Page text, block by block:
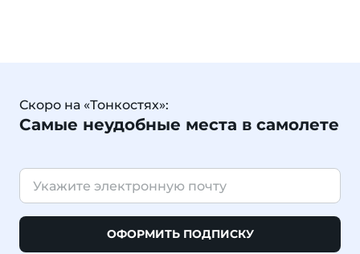
Скоро на «Тонкостях»:
Самые неудобные места в самолете
ОФОРМИТЬ ПОДПИСКУ